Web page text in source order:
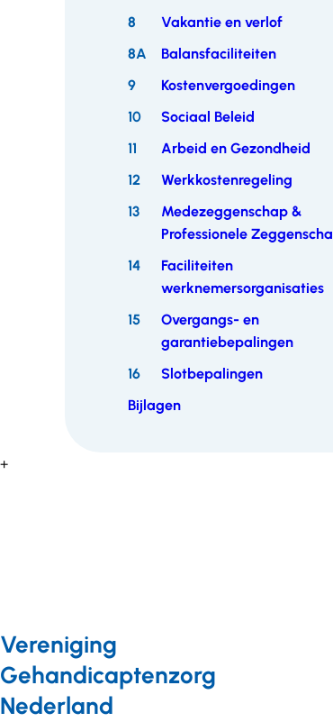
8
Vakantie en verlof
8A
Balansfaciliteiten
9
Kostenvergoedingen
10
Sociaal Beleid
11
Arbeid en Gezondheid
12
Werkkostenregeling
13
Medezeggenschap &
Professionele
14
Faciliteiten
werknemersorganisaties
15
Overgangs- en
garantiebepalingen
16
Slotbepalingen
Bijlagen
+
Vereniging
Gehandicaptenzorg
Nederland